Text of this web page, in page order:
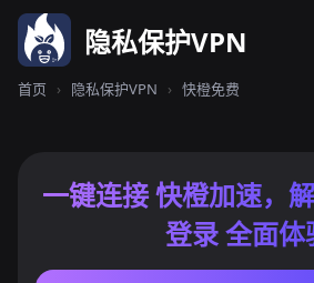
隐私保护VPN
首页 › 隐私保护VPN › 快橙免费
一键连接 快橙加速，
登录 全面体